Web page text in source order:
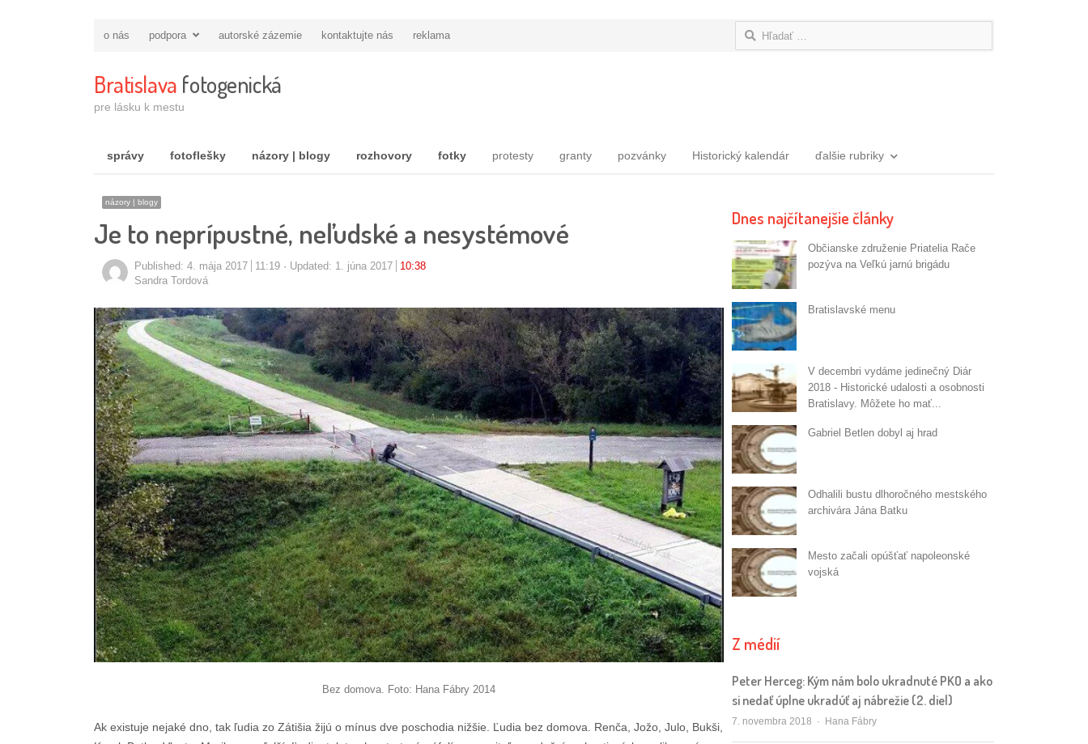
o nás podpora autorské zázemie kontaktujte nás reklama Hľadať:
Bratislava fotogenická
pre lásku k mestu
správy fotoflešky názory | blogy rozhovory fotky protesty granty pozvánky Historický kalendár ďalšie rubriky
názory | blogy
Je to neprípustné, neľudské a nesystémové
Published: 4. mája 2017 11:19 Updated: 1. júna 2017
10:38
Autor/ka
Sandra Tordová
Bez domova. Foto: Hana Fábry 2014
Ak existuje nejaké dno, tak ľudia zo Zátišia žijú o mínus dve poschodia nižšie. Ľudia bez domova. Renča, Jožo, Julo, Bukši,
Dnes najčítanejšie články
Občianske združenie Priatelia Rače
pozýva na Veľkú jarnú brigádu
Bratislavské menu
V decembri vydáme jedinečný Diár
2018 - Historické udalosti a osobnosti
Bratislavy. Môžete ho mať...
Gabriel Betlen dobyl aj hrad
Odhalili bustu dlhoročného mestského
archivára Jána Batku
Mesto začali opúšťať napoleonské
vojská
Z médií
Peter Herceg: Kým nám bolo ukradnuté PKO a ako
si nedať úplne ukradúť aj nábrežie (2. diel)
7. novembra 2018 Autor/ka
Hana Fábry